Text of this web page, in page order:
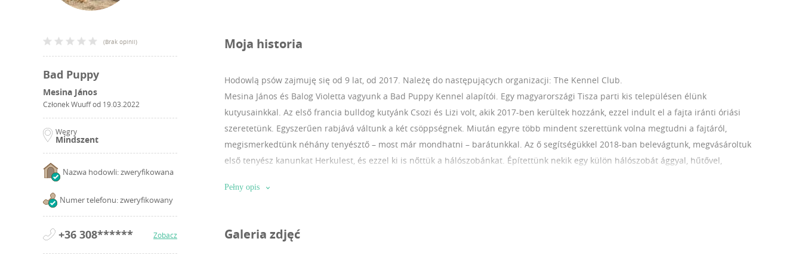
(Brak opinii)
Bad Puppy
Mesina János
Członek Wuuff od 19.03.2022
Węgry
Mindszent
Nazwa hodowli: zweryfikowana
Numer telefonu: zweryfikowany
+36 308****** Zobacz
Moja historia
Hodowlą psów zajmuję się od 9 lat, od 2017. Należę do następujących organizacji: The Kennel Club.
Mesina János és Balog Violetta vagyunk a Bad Puppy Kennel alapítói. Egy magyarországi Tisza parti kis településen élünk
kutyusainkkal. Az első francia bulldog kutyánk Csozi és Lizi volt, akik 2017-ben kerültek hozzánk, ezzel indult el a fajta iránti óriási
szeretetünk. Egyszerűen rabjává váltunk a két csöppségnek. Miután egyre több mindent szerettünk volna megtudni a fajtáról,
megismerkedtünk néhány tenyésztő – most már mondhatni – barátunkkal. Az ő segítségükkel 2018-ban belevágtunk, megvásároltuk
első tenyész kanunkat Herkulest, és ezzel ki is nőttük a hálószobánkat. Építettünk nekik egy külön hálószobát ággyal, hűtővel,
ezáltal a kutyák is szabadon élnek. Bármikor kimehetnek az udvarra és minden nap sétálunk velük a mezőn. Így kutyusaink
Pełny opis
Galeria zdjęć